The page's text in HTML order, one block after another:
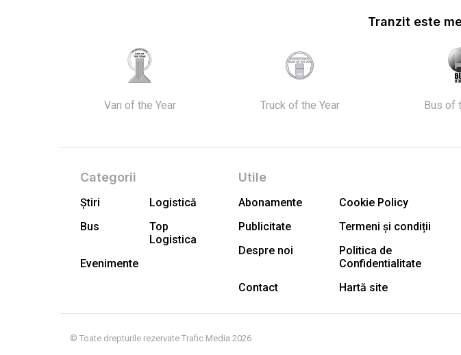
Tranzit este
Van of the Year Truck of the Year Bus of
Categorii
Știri
Logistică
Bus
Top
Logistica
Evenimente
Utile
Abonamente
Cookie Policy
Publicitate
Termeni și condiții
Despre noi
Politica de
Confidentialitate
Contact
Hartă site
© Toate drepturile rezervate Trafic Media 2026